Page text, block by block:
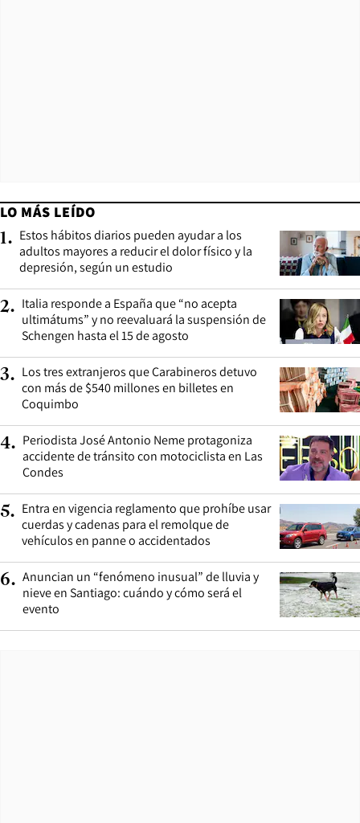
LO MÁS LEÍDO
1. Estos hábitos diarios pueden ayudar a los
adultos mayores a reducir el dolor físico y la
depresión, según un estudio
2. Italia responde a España que “no acepta
ultimátums” y no reevaluará la suspensión de
Schengen hasta el 15 de agosto
3. Los tres extranjeros que Carabineros detuvo
con más de $540 millones en billetes en
Coquimbo
4. Periodista José Antonio Neme protagoniza
accidente de tránsito con motociclista en Las
Condes
5. Entra en vigencia reglamento que prohíbe usar
cuerdas y cadenas para el remolque de
vehículos en panne o accidentados
6. Anuncian un “fenómeno inusual” de lluvia y
nieve en Santiago: cuándo y cómo será el
evento